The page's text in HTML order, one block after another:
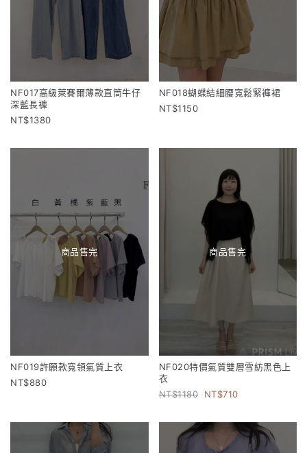
NF017高級萊賽爾薄款直筒牛仔
深藍長褲
1380
NF018蝴蝶結細腰寬鬆緊褲裙
1150
商品售完
NF019許願款寬領氣質上衣
880
商品售完
NF020特價氣質雙層雪紡黑色上
衣
1180
710